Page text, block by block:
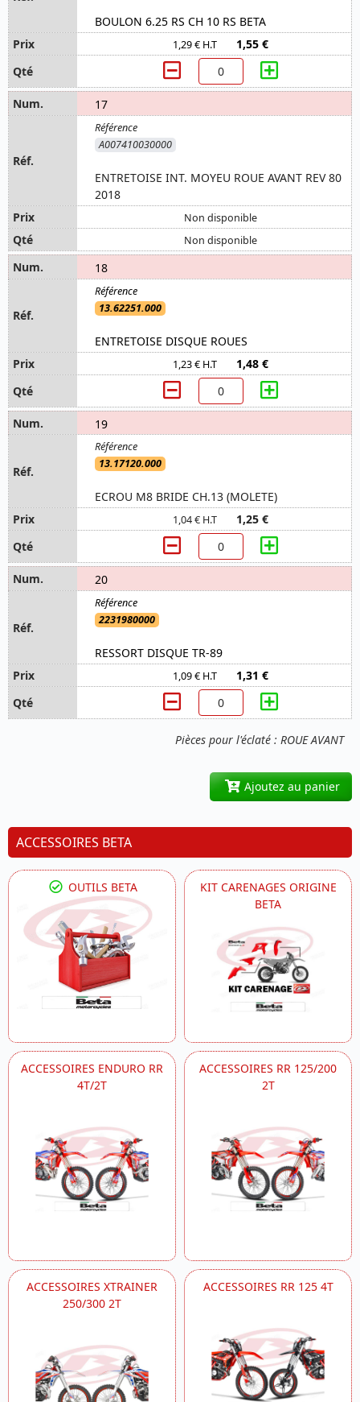
Pièces pour l'éclaté : ROUE AVANT
BOULON 6.25 RS CH 10 RS BETA
1,29 € H.T 1,55 €
17
A007410030000
ENTRETOISE INT. MOYEU ROUE AVANT REV 80
2018
Non disponible
Non disponible
18
13.62251.000
ENTRETOISE DISQUE ROUES
1,23 € H.T 1,48 €
19
13.17120.000
ECROU M8 BRIDE CH.13 (MOLETE)
1,04 € H.T 1,25 €
20
2231980000
RESSORT DISQUE TR-89
1,09 € H.T 1,31 €
Ajoutez au panier
ACCESSOIRES BETA
OUTILS BETA
KIT CARENAGES ORIGINE
BETA
ACCESSOIRES ENDURO RR
4T/2T
ACCESSOIRES RR 125/200
2T
ACCESSOIRES XTRAINER
250/300 2T
ACCESSOIRES RR 125 4T